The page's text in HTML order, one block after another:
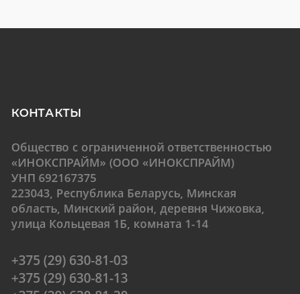
КОНТАКТЫ
Общество с ограниченной ответственностью
«ИНОКСПРАЙМ» (ООО «ИНОКСПРАЙМ)
УНП 692167375
223043, Республика Беларусь, Минская
область, Минский район, деревня Чижовка,
улица Кольцевая 1Б, комната 1-14
+375 (29) 630-81-03
+375 (29) 630-81-13